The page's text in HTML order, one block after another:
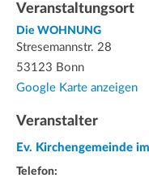
Veranstaltungsort
Die WOHNUNG
Stresemannstr. 28
53123 Bonn
Google Karte anzeigen
Veranstalter
Ev. Kirchengemeinde
Telefon: